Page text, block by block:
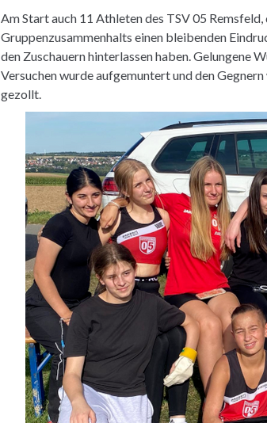
Am Start auch 11 Athleten des TSV 05
Gruppenzusammenhalts einen bleibenden
den Zuschauern hinterlassen haben. Gelungene
Versuchen wurde aufgemuntert und den
gezollt.